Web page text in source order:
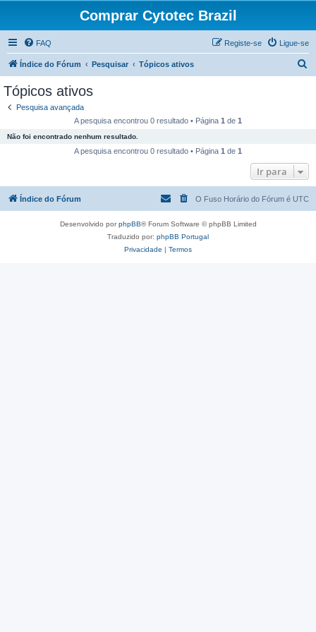
Comprar Cytotec Brazil
FAQ Ligue-se
Registe-se
Índice do Fórum Pesquisar Tópicos ativos
s
r
Tópicos ativos
Pesquisa avançada
A pesquisa encontrou 0 resultado • Página 1 de 1
Não foi encontrado nenhum resultado.
A pesquisa encontrou 0 resultado • Página 1 de 1
Ir para
Índice do Fórum O Fuso Horário do Fórum é UTC
Desenvolvido porphpBB® Forum Software © phpBB Limited
Traduzido por: phpBB Portugal
Privacidade | Termos